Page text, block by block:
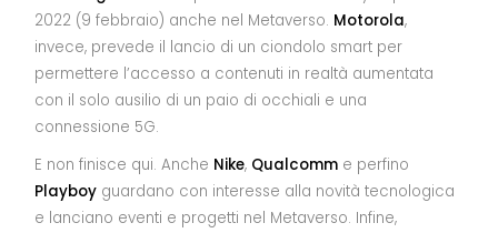
2022 (9 febbraio) anche nel Metaverso. Motorola,
invece, prevede il lancio di un ciondolo smart per
permettere l’accesso a contenuti in realtà aumentata
con il solo ausilio di un paio di occhiali e una
connessione 5G.
E non finisce qui. Anche Nike, Qualcomm e perfino
Playboy guardano con interesse alla novità tecnologica
e lanciano eventi e progetti nel Metaverso. Infine,